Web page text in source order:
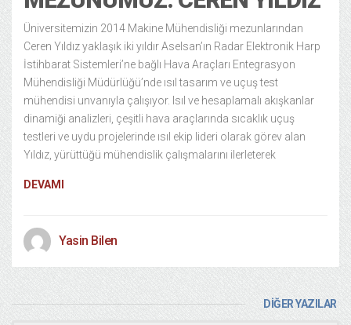
Üniversitemizin 2014 Makine Mühendisliği mezunlarından
Ceren Yıldız yaklaşık iki yıldır Aselsan’ın Radar Elektronik Harp
İstihbarat Sistemleri’ne bağlı Hava Araçları Entegrasyon
Mühendisliği Müdürlüğü’nde ısıl tasarım ve uçuş test
mühendisi unvanıyla çalışıyor. Isıl ve hesaplamalı akışkanlar
dinamiği analizleri, çeşitli hava araçlarında sıcaklık uçuş
testleri ve uydu projelerinde ısıl ekip lideri olarak görev alan
Yıldız, yürüttüğü mühendislik çalışmalarını ilerleterek
DEVAMI
Yasin Bilen
DİĞER YAZILAR